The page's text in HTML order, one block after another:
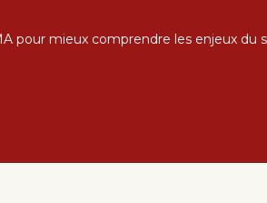
pour mieux comprendre les enjeux du